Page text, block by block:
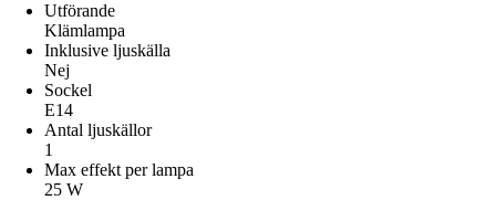
Utförande
Klämlampa
Inklusive ljuskälla
Nej
Sockel
E14
Antal ljuskällor
1
Max effekt per lampa
25 W